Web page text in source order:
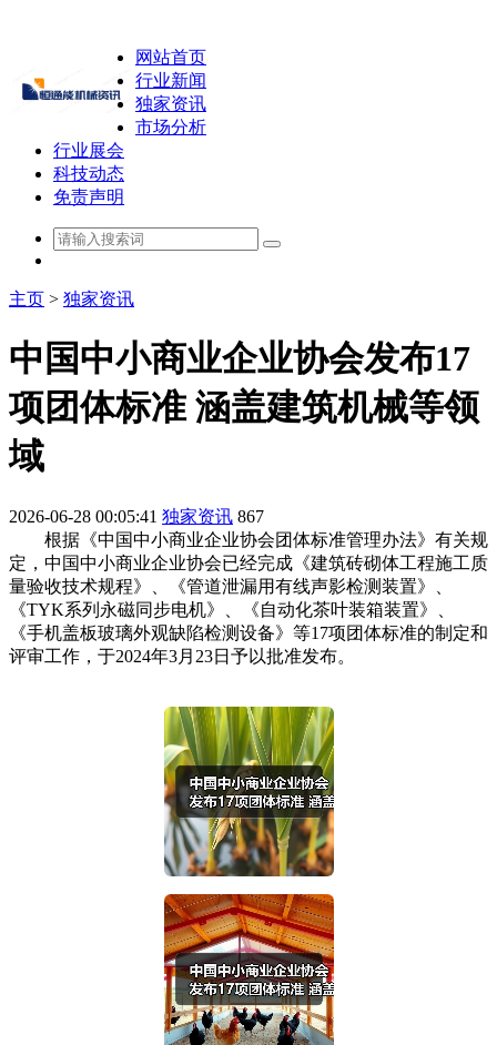
网站首页
行业新闻
独家资讯
市场分析
行业展会
科技动态
免责声明
主页 > 独家资讯
中国中小商业企业协会发布17
项团体标准 涵盖建筑机械等领
域
2026-06-28 00:05:41 独家资讯 867
根据《中国中小商业企业协会团体标准管理办法》有关规
定，中国中小商业企业协会已经完成《建筑砖砌体工程施工质
量验收技术规程》、《管道泄漏用有线声影检测装置》、
《TYK系列永磁同步电机》、《自动化茶叶装箱装置》、
《手机盖板玻璃外观缺陷检测设备》等17项团体标准的制定和
评审工作，于2024年3月23日予以批准发布。